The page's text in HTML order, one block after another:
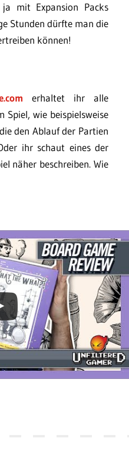
mit Expansion Packs
Stunden dürfte man die
können!
erhaltet ihr alle
Spiel, wie beispielsweise
den Ablauf der Partien
ihr schaut eines der
näher beschreiben. Wie